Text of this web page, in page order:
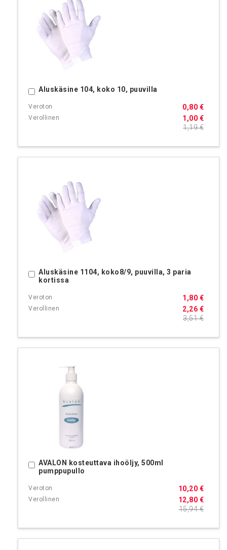
Aluskäsine 104, koko 10, puuvilla
1,00 €
0,80 €
1,19 €
Ostoskoriin
Aluskäsine 1104, koko8/9, puuvilla, 3 paria
kortissa
2,26 €
1,80 €
3,51 €
Ostoskoriin
AVALON kosteuttava ihoöljy, 500ml
pumppupullo
12,80 €
10,20 €
15,94 €
Ostoskoriin